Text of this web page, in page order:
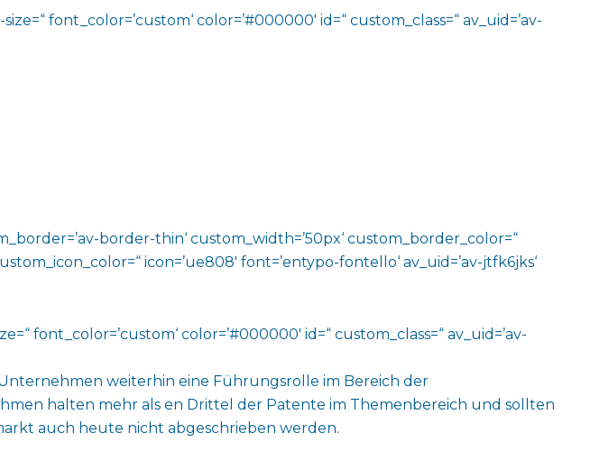
font_color=’custom‘ color=’#000000′ id=“ custom_class=“ av_uid=’av-
border-thin‘ custom_width=’50px‘ custom_border_color=“
icon=’ue808′ font=’entypo-fontello‘ av_uid=’av-jtfk6jks‘
font_color=’custom‘ color=’#000000′ id=“ custom_class=“ av_uid=’av-
weiterhin eine Führungsrolle im Bereich der
halten mehr als en Drittel der Patente im Themenbereich und sollten
auch heute nicht abgeschrieben werden.